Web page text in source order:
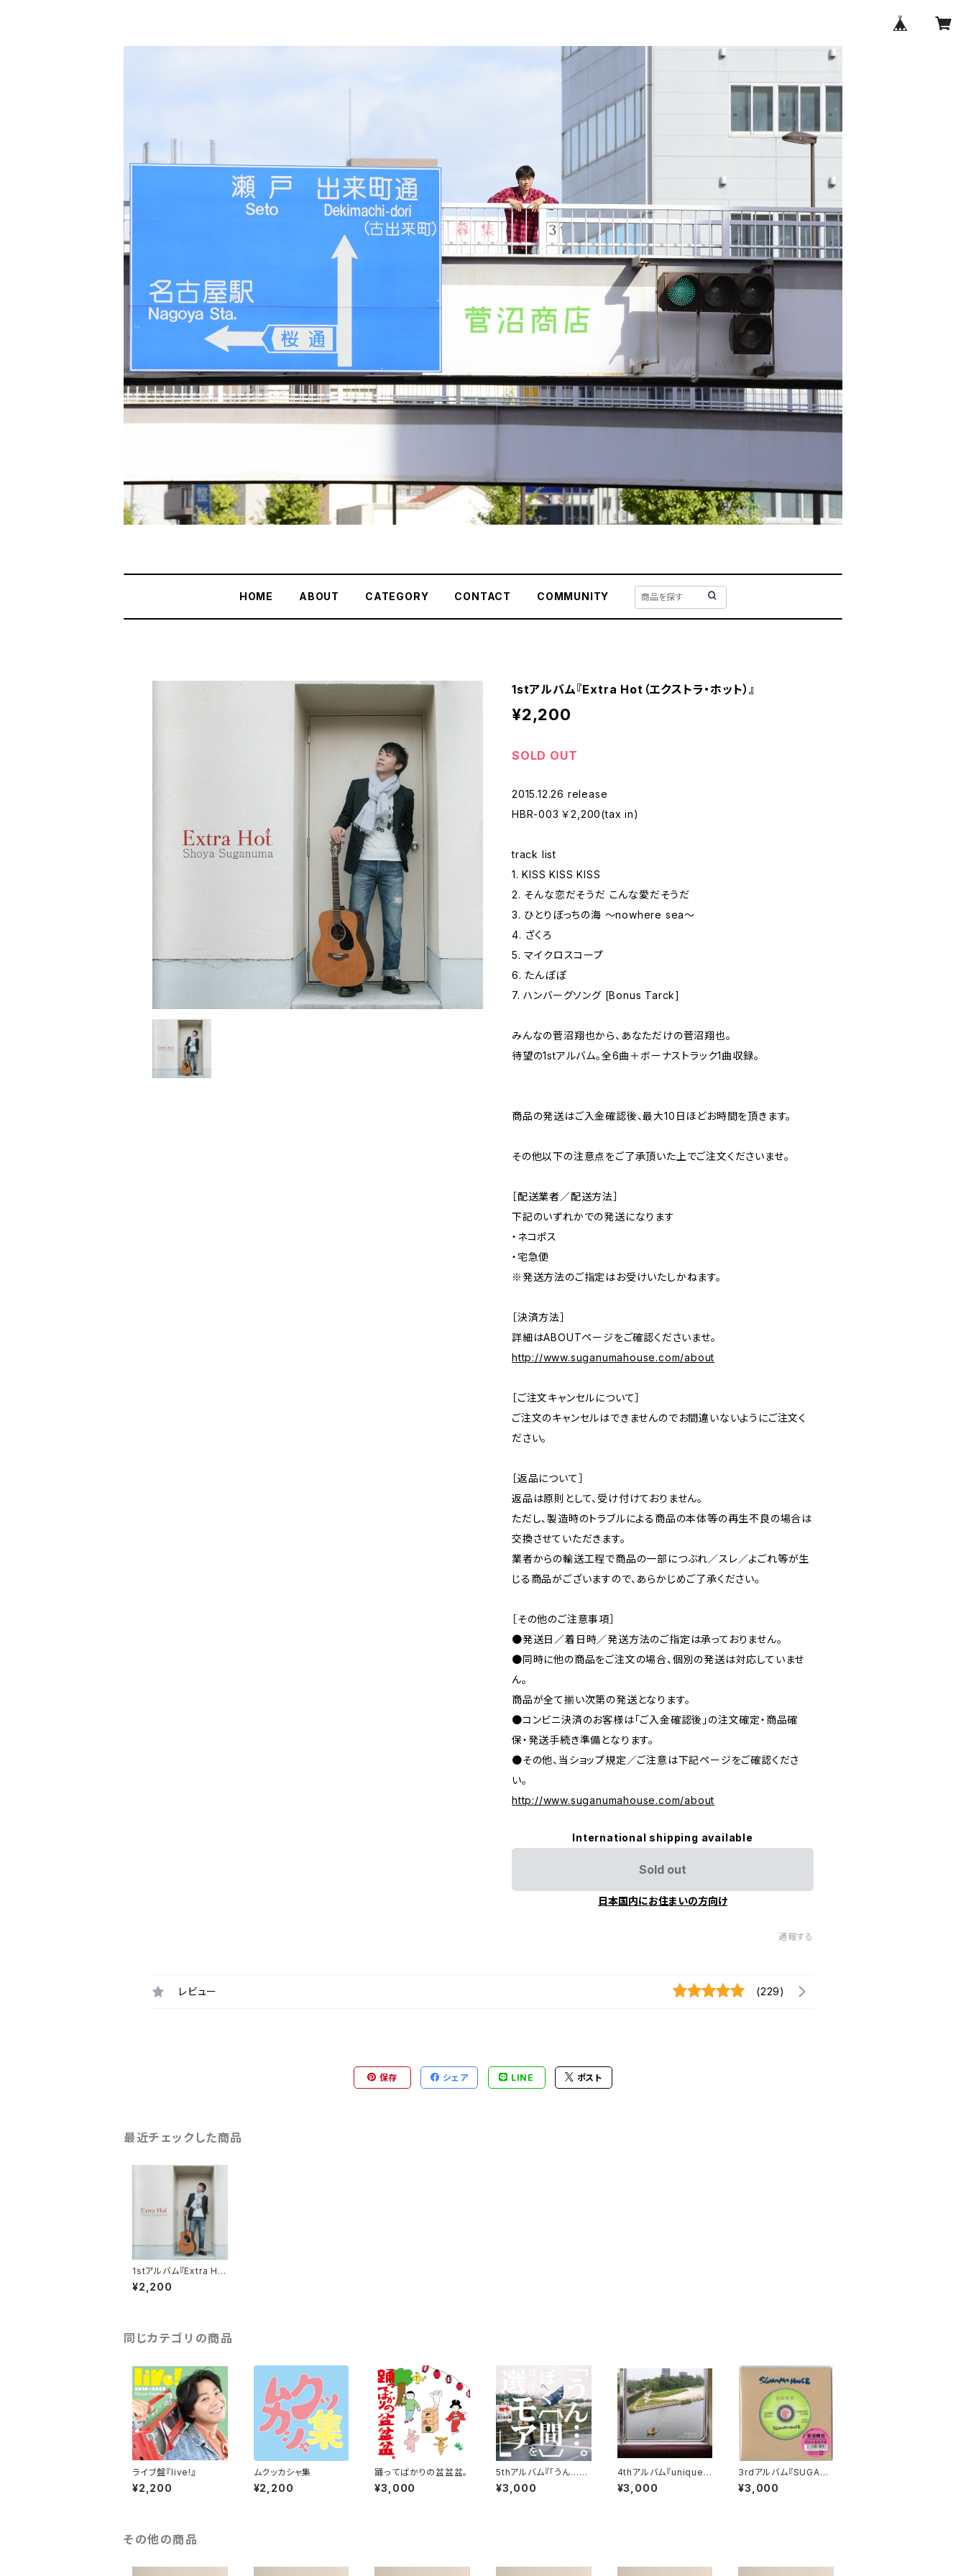
HOME ABOUT CATEGORY CONTACT COMMUNITY
1stアルバム『Extra Hot（エクストラ・ホット）』
¥2,200
SOLD OUT
2015.12.26 release
HBR-003 ￥2,200(tax in)
track list
1. KISS KISS KISS
2. そんな恋だそうだ こんな愛だそうだ
3. ひとりぼっちの海 〜nowhere sea〜
4. ざくろ
5. マイクロスコープ
6. たんぽぽ
7. ハンバーグソング [Bonus Tarck]
みんなの菅沼翔也から、あなただけの菅沼翔也。
待望の1stアルバム。全6曲＋ボーナストラック1曲収録。
商品の発送はご入金確認後、最大10日ほどお時間を頂きます。
その他以下の注意点をご了承頂いた上でご注文くださいませ。
［配送業者／配送方法］
下記のいずれかでの発送になります
・ネコポス
・宅急便
※発送方法のご指定はお受けいたしかねます。
［決済方法］
詳細はABOUTページをご確認くださいませ。
http://www.suganumahouse.com/about
［ご注文キャンセルについて］
ご注文のキャンセルはできませんのでお間違いないようにご注文く
ださい。
［返品について］
返品は原則として、受け付けておりません。
ただし、製造時のトラブルによる商品の本体等の再生不良の場合は
交換させていただきます。
業者からの輸送工程で商品の一部につぶれ／スレ／よごれ等が生
じる商品がございますので、あらかじめご了承ください。
［その他のご注意事項］
●発送日／着日時／発送方法のご指定は承っておりません。
●同時に他の商品をご注文の場合、個別の発送は対応していませ
ん。
商品が全て揃い次第の発送となります。
●コンビニ決済のお客様は「ご入金確認後」の注文確定・商品確
保・発送手続き準備となります。
●その他、当ショップ規定／ご注意は下記ページをご確認くださ
い。
http://www.suganumahouse.com/about
International shipping available
Sold out
日本国内にお住まいの方向け
通報する
レビュー (229)
保存 シェア LINE ポスト
最近チェックした商品
1stアルバム『Extra Hot
（エクストラ・ホット）』
¥2,200
同じカテゴリの商品
ライブ盤『live!』
¥2,200
ムクッカシャ集
¥2,200
踊ってばかりの盆盆盆。
¥3,000
5thアルバム『「うん…。
だとしても〔間〕ぼくは、
ユーモアを選ぶよ。」』
¥3,000
4thアルバム『unique
（ユニーク）』
¥3,000
3rdアルバム『SUGAN
UMA HOUSE（スガヌ
マハウス）』
¥3,000
その他の商品